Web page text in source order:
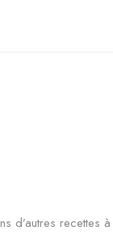
d’autres recettes